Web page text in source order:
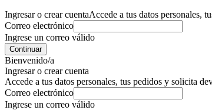
Ingresar o crear cuentaAccede a tus datos personales,
Correo electrónico
Ingrese un correo válido
Continuar
Bienvenido/a
Ingresar o crear cuenta
Accede a tus datos personales, tus pedidos y solicita
Correo electrónico
Ingrese un correo válido